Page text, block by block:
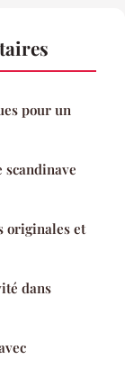
pour un
originales et
dans